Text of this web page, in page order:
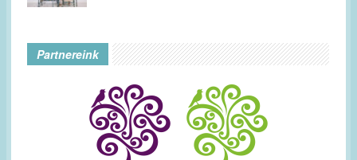
Partnereink